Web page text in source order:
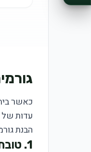
כאשר
עדות
הבנת
1. טובת הילד — הקריטריון העליון